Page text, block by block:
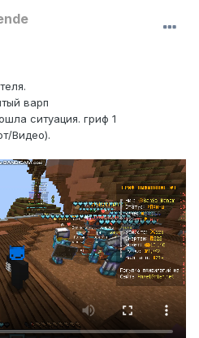
варп
ситуация. гриф 1
Видео).